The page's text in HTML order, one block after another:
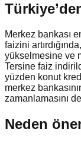
Merkez bankası
faizini
yükselmesine ve
Tersine faiz
yüzden konut
merkez
zamanlamasını
Neden